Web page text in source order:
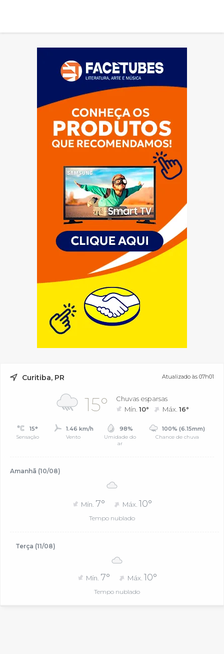
Curitiba, PR Atualizado às 07h01
15°
Chuvas esparsas
Mín.10° Máx.16°
15°
Sensação
1.46 km/h
Vento
98%
Umidade do
ar
100% (6.15mm)
Chance de chuva
Amanhã (10/08)
Mín. 7° Máx. 10°
Tempo nublado
Terça (11/08)
Mín. 7° Máx. 10°
Tempo nublado